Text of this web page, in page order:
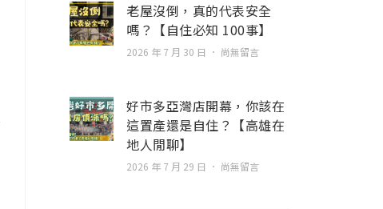
老屋沒倒，真的代表安全
嗎？【自住必知 100事】
2026 年 7 月 30 日 尚無留言
好市多亞灣店開幕，你該在
這置產還是自住？【高雄在
地人閒聊】
2026 年 7 月 29 日 尚無留言